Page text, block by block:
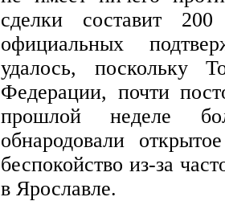
сделки составит
официальных
удалось, поскольку
Федерации, почти
прошлой неделе
обнародовали
беспокойство из-за
в Ярославле.